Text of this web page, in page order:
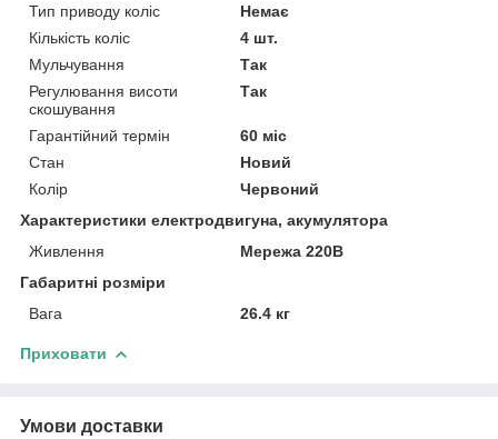
Тип приводу коліс
Немає
Кількість коліс
4 шт.
Мульчування
Так
Регулювання висоти
скошування
Так
Гарантійний термін
60 міс
Стан
Новий
Колір
Червоний
Характеристики електродвигуна, акумулятора
Живлення
Мережа 220В
Габаритні розміри
Вага
26.4 кг
Приховати
Умови доставки